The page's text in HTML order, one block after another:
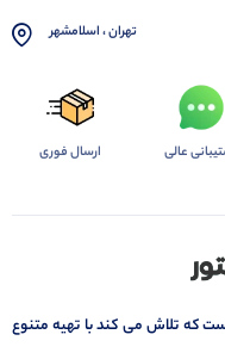
تهران ، اسلامشهر
عالی ارسال فوری
که تلاش می کند با تهیه متنوع